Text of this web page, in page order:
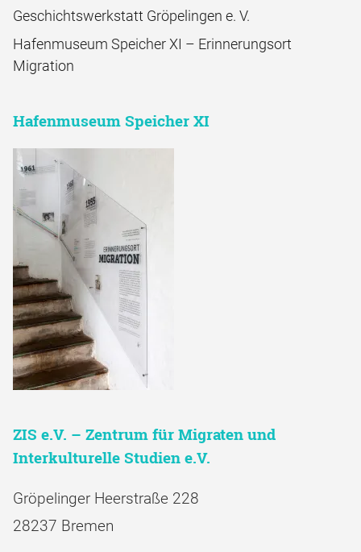
Geschichtswerkstatt Gröpelingen e. V.
Hafenmuseum Speicher XI – Erinnerungsort
Migration
Hafenmuseum Speicher XI
ZIS e.V. – Zentrum für Migraten und
Interkulturelle Studien e.V.
Gröpelinger Heerstraße 228
28237 Bremen